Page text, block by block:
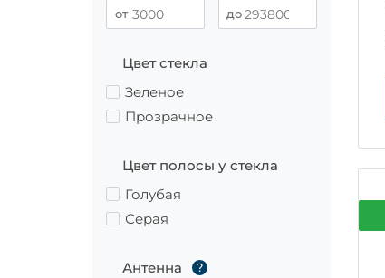
Цвет стекла
Зеленое
Прозрачное
Цвет полосы у стекла
Голубая
Серая
Антенна ?